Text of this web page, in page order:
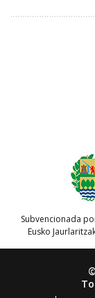
Subvencionada
Eusko